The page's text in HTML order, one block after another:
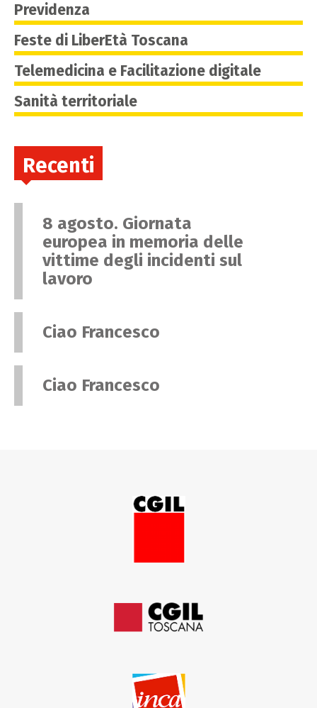
Previdenza
Feste di LiberEtà Toscana
Telemedicina e Facilitazione digitale
Sanità territoriale
Recenti
8 agosto. Giornata
europea in memoria delle
vittime degli incidenti sul
lavoro
Ciao Francesco
Ciao Francesco